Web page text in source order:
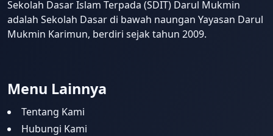
Sekolah Dasar Islam Terpada (SDIT) Darul Mukmin
adalah Sekolah Dasar di bawah naungan Yayasan Darul
Mukmin Karimun, berdiri sejak tahun 2009.
Menu Lainnya
Tentang Kami
Hubungi Kami